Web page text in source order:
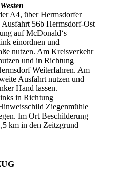
A4, über Hermsdorfer
56b Hermsdorf-Ost
auf McDonald‘s
einordnen und
nutzen. Am Kreisverkehr
und in Richtung
Weiterfahren. Am
Ausfahrt nutzen und
Hand lassen.
in Richtung
Ziegenmühle
Im Ort Beschilderung
km in den Zeitzgrund